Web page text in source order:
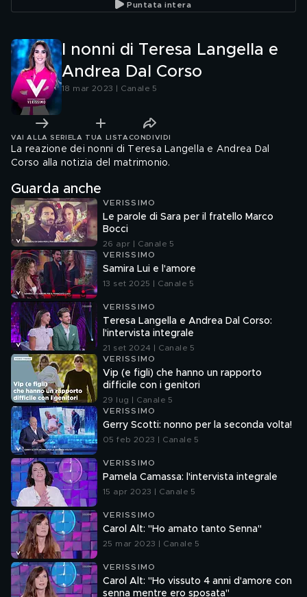
Puntata intera
I nonni di Teresa Langella e
Andrea Dal Corso
18 mar 2023 | Canale 5
VAI ALLA SERIE LA TUA LISTA CONDIVIDI
La reazione dei nonni di Teresa Langella e Andrea Dal
Corso alla notizia del matrimonio.
Guarda anche
VERISSIMO
Le parole di Sara per il fratello Marco
Bocci
26 apr | Canale 5
VERISSIMO
Samira Lui e l'amore
13 set 2025 | Canale 5
VERISSIMO
Teresa Langella e Andrea Dal Corso:
l'intervista integrale
21 set 2024 | Canale 5
VERISSIMO
Vip (e figli) che hanno un rapporto
difficile con i genitori
29 lug | Canale 5
VERISSIMO
Gerry Scotti: nonno per la seconda volta!
05 feb 2023 | Canale 5
VERISSIMO
Pamela Camassa: l'intervista integrale
15 apr 2023 | Canale 5
VERISSIMO
Carol Alt: "Ho amato tanto Senna"
25 mar 2023 | Canale 5
VERISSIMO
Carol Alt: "Ho vissuto 4 anni d'amore con
senna mentre ero sposata"